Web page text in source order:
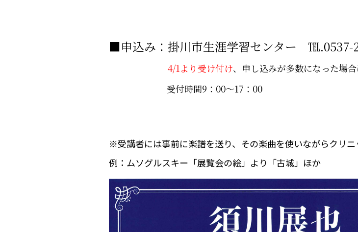
■申込み：掛川市生涯学習センター ℡.0537-
4/1より受け付け、申し込みが多数になった場
受付時間9：00～17：00
※受講者には事前に楽譜を送り、その楽曲を使いながらクリニ
例：ムソグルスキー「展覧会の絵」より「古城」ほか